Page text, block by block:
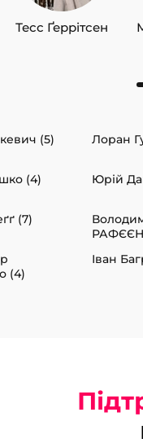
Тесс Ґеррітсен
(5) Лоран
(4) Юрій
(7)
(4)
Іван